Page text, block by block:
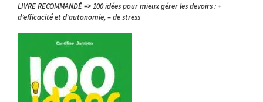
LIVRE RECOMMANDÉ => 100 idées pour mieux gérer les devoirs : +
d’efficacité et d’autonomie, – de stress